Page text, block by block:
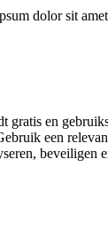
dolor sit
gratis en
een
beveiligen